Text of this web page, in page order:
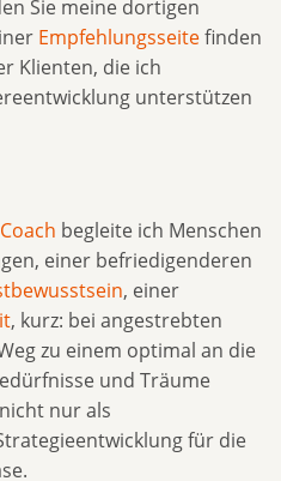
Sie meine dortigen
Empfehlungsseitefinden
Klienten, die ich
unterstützen
begleite ich Menschen
einer befriedigenderen
, einer
, kurz: bei angestrebten
zu einem optimal an die
und Träume
nur als
für die